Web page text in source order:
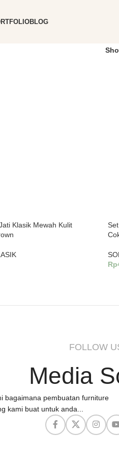
BLOG
Klasik Mewah Kulit
Rp
FOLLOW
Media
bagaimana pembuatan furniture
kami buat untuk anda...